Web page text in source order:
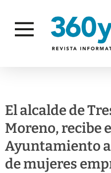
El alcalde de
Moreno, recibe
Ayuntamiento
de mujeres